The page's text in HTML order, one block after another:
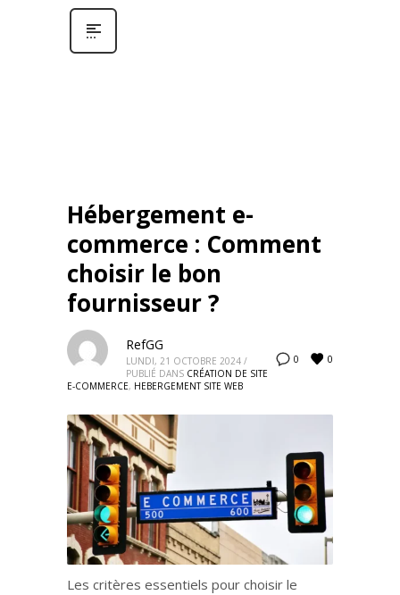
Hébergement e-
commerce : Comment
choisir le bon
fournisseur ?
0 0
RefGG
LUNDI, 21 OCTOBRE 2024 /
PUBLIÉ DANS CRÉATION DE SITE
E-COMMERCE, HEBERGEMENT SITE WEB
Les critères essentiels pour choisir le